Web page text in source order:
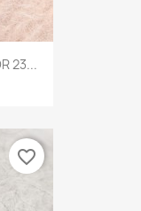
23...
favorite_border